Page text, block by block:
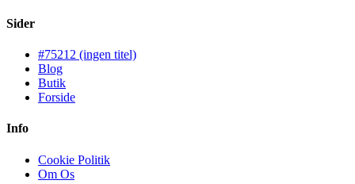
Sider
#75212 (ingen titel)
Blog
Butik
Forside
Info
Cookie Politik
Om Os